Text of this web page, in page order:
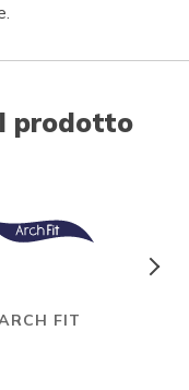
prodotto
FIT